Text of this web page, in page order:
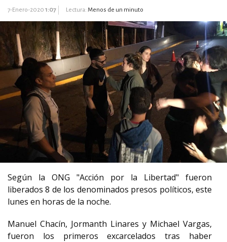
7-Enero-2020 1:07 Lectura: Menos de un minuto
Según la ONG "Acción por la Libertad" fueron
liberados 8 de los denominados presos políticos, este
lunes en horas de la noche.
Manuel Chacín, Jormanth Linares y Michael Vargas,
fueron los primeros excarcelados tras haber